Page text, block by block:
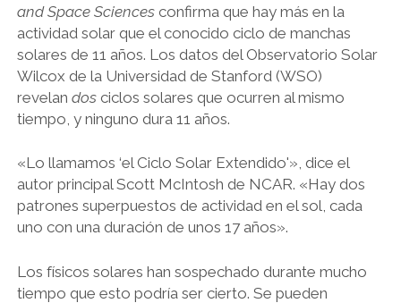
CANAL PRIVADO NOOSPHERE NEWS
and Space Sciencesconfirma que hay más en la
actividad solar que el conocido ciclo de manchas
solares de 11 años. Los datos del Observatorio Solar
Wilcox de la Universidad de Stanford (WSO)
revelan dosciclos solares que ocurren al mismo
tiempo, y ninguno dura 11 años.
«Lo llamamos ‘el Ciclo Solar Extendido'», dice el
autor principal Scott McIntosh de NCAR. «Hay dos
patrones superpuestos de actividad en el sol, cada
uno con una duración de unos 17 años».
Los físicos solares han sospechado durante mucho
tiempo que esto podría ser cierto. Se pueden